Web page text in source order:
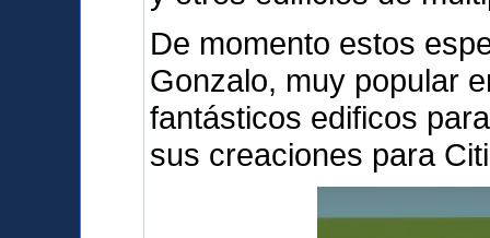
De momento estos
Gonzalo, muy popular
fantásticos edificos
sus creaciones para